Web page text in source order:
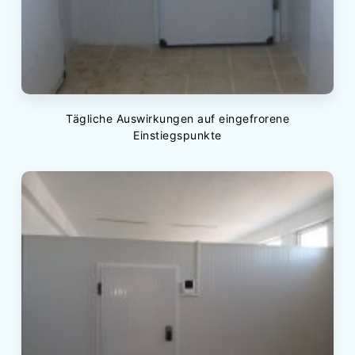
Tägliche Auswirkungen auf eingefrorene
Einstiegspunkte